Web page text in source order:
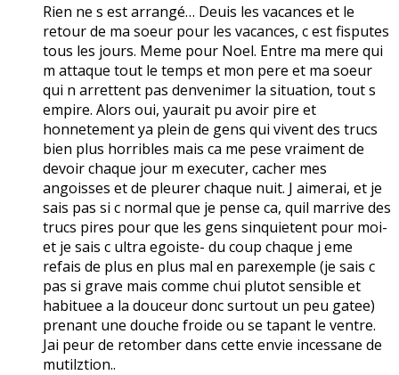
Rien ne s est arrangé… Deuis les vacances et le
retour de ma soeur pour les vacances, c est fisputes
tous les jours. Meme pour Noel. Entre ma mere qui
m attaque tout le temps et mon pere et ma soeur
qui n arrettent pas denvenimer la situation, tout s
empire. Alors oui, yaurait pu avoir pire et
honnetement ya plein de gens qui vivent des trucs
bien plus horribles mais ca me pese vraiment de
devoir chaque jour m executer, cacher mes
angoisses et de pleurer chaque nuit. J aimerai, et je
sais pas si c normal que je pense ca, quil marrive des
trucs pires pour que les gens sinquietent pour moi-
et je sais c ultra egoiste- du coup chaque j eme
refais de plus en plus mal en parexemple (je sais c
pas si grave mais comme chui plutot sensible et
habituee a la douceur donc surtout un peu gatee)
prenant une douche froide ou se tapant le ventre.
Jai peur de retomber dans cette envie incessane de
mutilztion..